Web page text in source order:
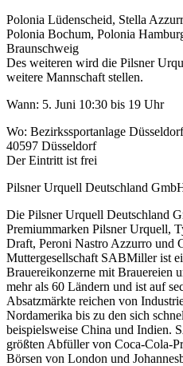
Polonia Lüdenscheid, Stella
Polonia Bochum, Polonia
Braunschweig
Des weiteren wird die Pilsner
weitere Mannschaft stellen.
Wann: 5. Juni 10:30 bis 19 Uhr
Wo: Bezirkssportanlage
40597 Düsseldorf
Der Eintritt ist frei
Pilsner Urquell Deutschland
Die Pilsner Urquell Deutschland
Premiummarken Pilsner Urquell,
Draft, Peroni Nastro Azzurro und
Muttergesellschaft SABMiller ist
Brauereikonzerne mit Brauereien
mehr als 60 Ländern und ist auf
Absatzmärkte reichen von
Nordamerika bis zu den sich
beispielsweise China und Indien.
größten Abfüller von Coca-Cola-
Börsen von London und